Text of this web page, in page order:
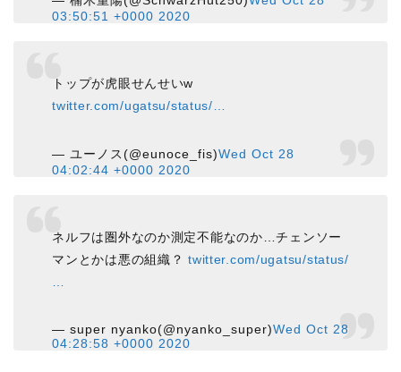
03:50:51 +0000 2020
トップが虎眼せんせいw
twitter.com/ugatsu/status/…
— ユーノス(@eunoce_fis)Wed Oct 28
04:02:44 +0000 2020
ネルフは圏外なのか測定不能なのか…チェンソー
マンとかは悪の組織？twitter.com/ugatsu/status/
— super nyanko(@nyanko_super)Wed Oct 28
04:28:58 +0000 2020